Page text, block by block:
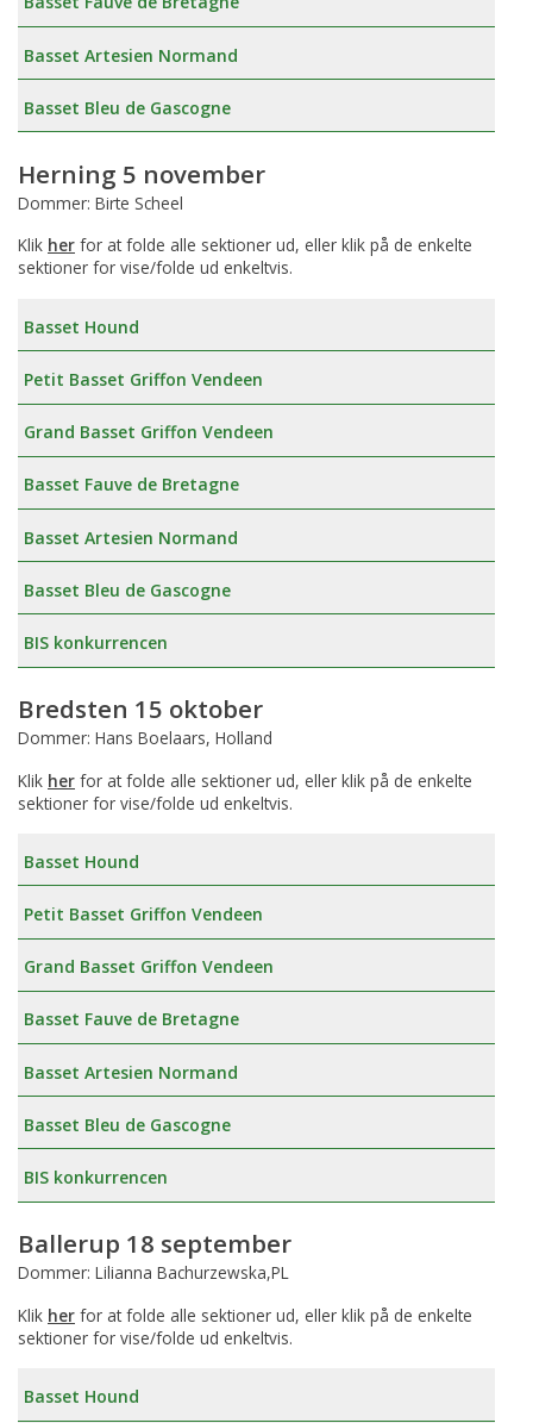
Basset Artesien Normand
Basset Bleu de Gascogne
Herning 5 november
Dommer: Birte Scheel
Klik her for at folde alle sektioner ud, eller klik på de enkelte
sektioner for vise/folde ud enkeltvis.
Basset Hound
Petit Basset Griffon Vendeen
Grand Basset Griffon Vendeen
Basset Fauve de Bretagne
Basset Artesien Normand
Basset Bleu de Gascogne
BIS konkurrencen
Bredsten 15 oktober
Dommer: Hans Boelaars, Holland
Klik her for at folde alle sektioner ud, eller klik på de enkelte
sektioner for vise/folde ud enkeltvis.
Basset Hound
Petit Basset Griffon Vendeen
Grand Basset Griffon Vendeen
Basset Fauve de Bretagne
Basset Artesien Normand
Basset Bleu de Gascogne
BIS konkurrencen
Ballerup 18 september
Dommer: Lilianna Bachurzewska,PL
Klik her for at folde alle sektioner ud, eller klik på de enkelte
sektioner for vise/folde ud enkeltvis.
Basset Hound